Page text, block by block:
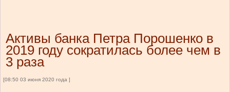
Активы банка Петра Порошенко в
2019 году сократилась более чем в
3 раза
[08:50 03 июня 2020 года ]